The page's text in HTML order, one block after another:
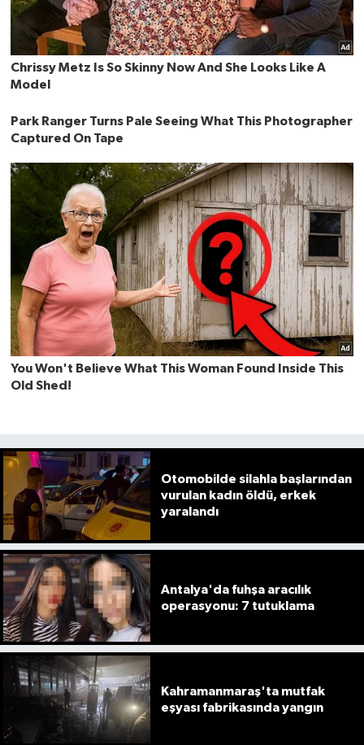
Otomobilde silahla başlarından
vurulan kadın öldü, erkek
yaralandı
Antalya'da fuhşa aracılık
operasyonu: 7 tutuklama
Kahramanmaraş'ta mutfak
eşyası fabrikasında yangın